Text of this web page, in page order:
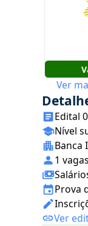
Ver
Edital
Nível
Banca
1 vagas
Prova
Ver